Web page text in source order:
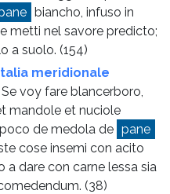
biancho, infuso in
metti nel savore predicto;
a suolo. (154)
meridionale
Se voy fare blancerboro,
mandole et nuciole
de medola de pane
cose insemi con acito
a dare con carne lessa sia
(38)